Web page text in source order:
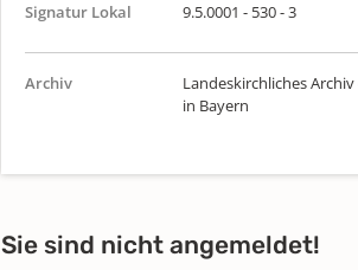
Signatur Lokal 9.5.0001 - 530 - 3
Archiv
Landeskirchliches
in Bayern
Sie sind nicht angemeldet!